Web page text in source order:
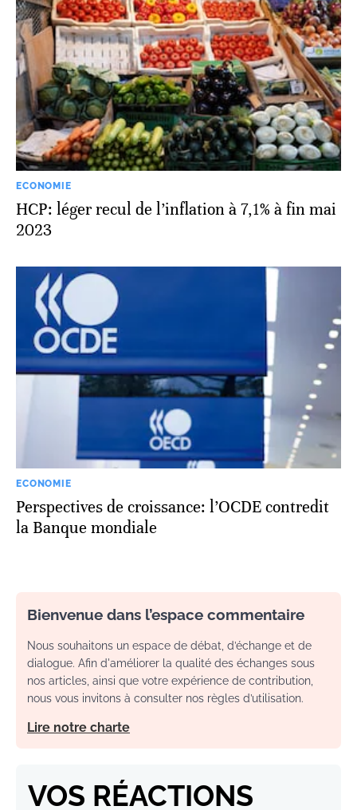
ECONOMIE
HCP: léger recul de l’inflation à 7,1% à fin mai
2023
ECONOMIE
Perspectives de croissance: l’OCDE contredit
la Banque mondiale
Bienvenue dans l’espace commentaire
Nous souhaitons un espace de débat, d’échange et de
dialogue. Afin d'améliorer la qualité des échanges sous
nos articles, ainsi que votre expérience de contribution,
nous vous invitons à consulter nos règles d’utilisation.
Lire notre charte
VOS RÉACTIONS